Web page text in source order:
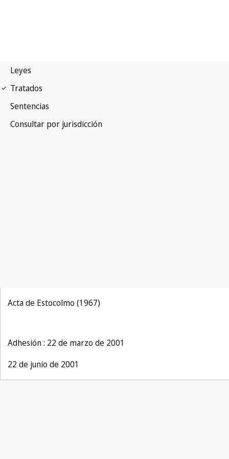
Acta de Estocolmo (1967)
Adhesión : 22 de marzo de 2001
22 de junio de 2001